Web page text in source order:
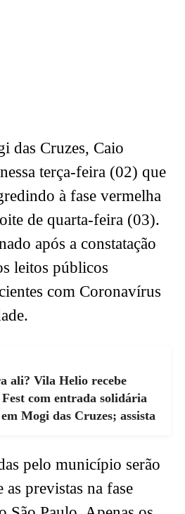
das Cruzes, Caio
terça-feira (02) que
à fase vermelha
de quarta-feira (03).
após a constatação
leitos públicos
com Coronavírus
ali? Vila Helio recebe
com entrada solidária
Mogi das Cruzes; assista
pelo município serão
previstas na fase